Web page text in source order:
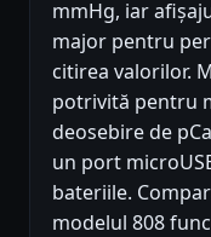
mmHg, iar
major pentru
citirea valorilor.
potrivită pentru
deosebire de
un port
bateriile.
modelul 808